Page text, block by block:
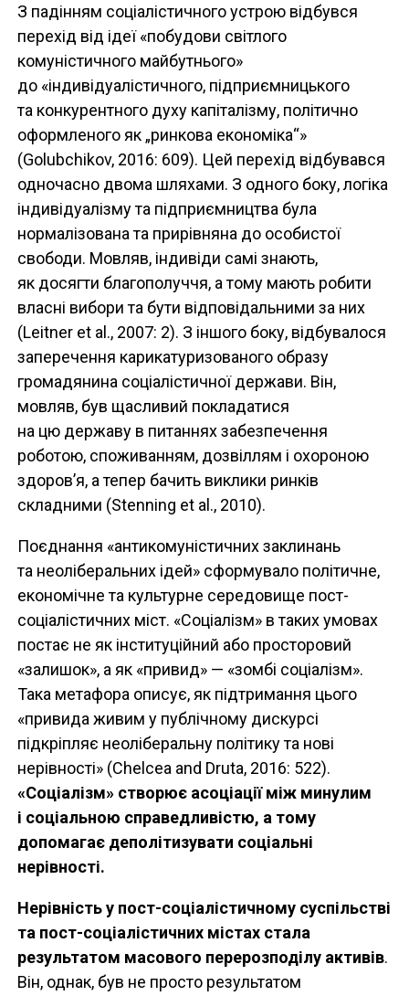
З падінням соціалістичного устрою відбувся
перехід від ідеї «побудови світлого
комуністичного майбутнього»
до «індивідуалістичного, підприємницького
та конкурентного духу капіталізму, політично
оформленого як „ринкова економіка“»
(Golubchikov, 2016: 609). Цей перехід відбувався
одночасно двома шляхами. З одного боку, логіка
індивідуалізму та підприємництва була
нормалізована та прирівняна до особистої
свободи. Мовляв, індивіди самі знають,
як досягти благополуччя, а тому мають робити
власні вибори та бути відповідальними за них
(Leitner et al., 2007: 2). З іншого боку, відбувалося
заперечення карикатуризованого образу
громадянина соціалістичної держави. Він,
мовляв, був щасливий покладатися
на цю державу в питаннях забезпечення
роботою, споживанням, дозвіллям і охороною
здоров’я, а тепер бачить виклики ринків
складними (Stenning et al., 2010).
Поєднання «антикомуністичних заклинань
та неоліберальних ідей» сформувало політичне,
економічне та культурне середовище пост-
соціалістичних міст. «Соціалізм» в таких умовах
постає не як інституційний або просторовий
«залишок», а як «привид» — «зомбі соціалізм».
Така метафора описує, як підтримання цього
«привида живим у публічному дискурсі
підкріпляє неоліберальну політику та нові
нерівності» (Chelcea and Druta, 2016: 522).
«Соціалізм» створює асоціації між минулим
і соціальною справедливістю, а тому
допомагає деполітизувати соціальні
нерівності.
Нерівність у пост-соціалістичному суспільстві
та пост-соціалістичних містах стала
результатом масового перерозподілу активів.
Він, однак, був не просто результатом